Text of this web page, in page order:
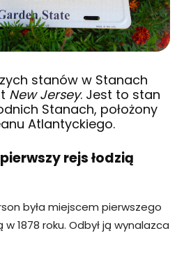
stanów w Stanach
New Jersey. Jest to stan
Stanach, położony
Atlantyckiego.
rejs łodzią
była miejscem pierwszego
1878 roku. Odbył ją wynalazca